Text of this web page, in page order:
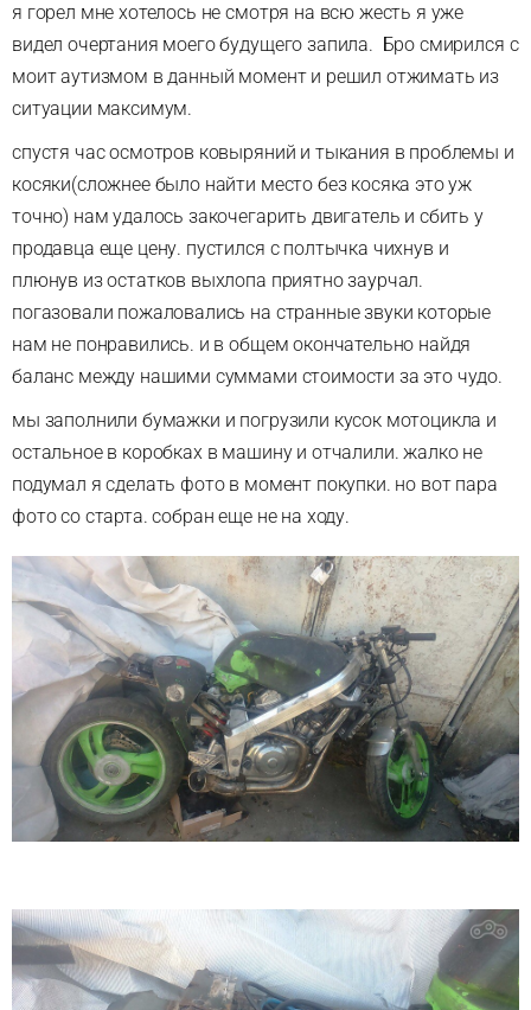
я горел мне хотелось не смотря на всю жесть я уже
видел очертания моего будущего запила. Бро смирился с
моит аутизмом в данный момент и решил отжимать из
ситуации максимум.
спустя час осмотров ковыряний и тыкания в проблемы и
косяки(сложнее было найти место без косяка это уж
точно) нам удалось закочегарить двигатель и сбить у
продавца еще цену. пустился с полтычка чихнув и
плюнув из остатков выхлопа приятно заурчал.
погазовали пожаловались на странные звуки которые
нам не понравились. и в общем окончательно найдя
баланс между нашими суммами стоимости за это чудо.
мы заполнили бумажки и погрузили кусок мотоцикла и
остальное в коробках в машину и отчалили. жалко не
подумал я сделать фото в момент покупки. но вот пара
фото со старта. собран еще не на ходу.